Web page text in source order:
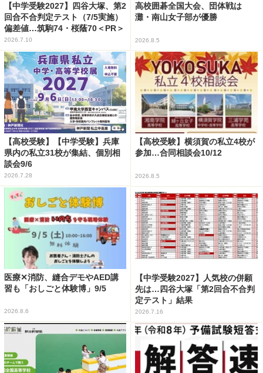
【中学受験2027】四谷大塚、第2
回合不合判定テスト（7/5実施）
偏差値…筑駒74・桜蔭70＜PR＞
2026.7.10
高校囲碁全国大会、団体戦は
灘・南山女子部が優勝
2026.8.5
【高校受験】【中学受験】兵庫
県内の私立31校が集結、個別相
談会9/6
2026.7.28
【高校受験】横須賀の私立4校が
参加…合同相談会10/12
2026.8.5
医療✕消防、縫合デモやAED講
習も「おしごと体験博」9/5
2026.8.6
【中学受験2027】人気校の併願
先は…四谷大塚「第2回合不合判
定テスト」結果
2026.7.16